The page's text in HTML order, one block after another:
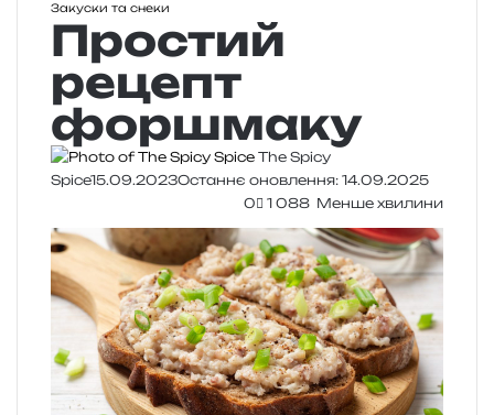
Закуски та снеки
Простий
рецепт
форшмаку
The Spicy
Spice15.09.2023Останнє оновлення: 14.09.2025
0
1 088 Менше хвилини